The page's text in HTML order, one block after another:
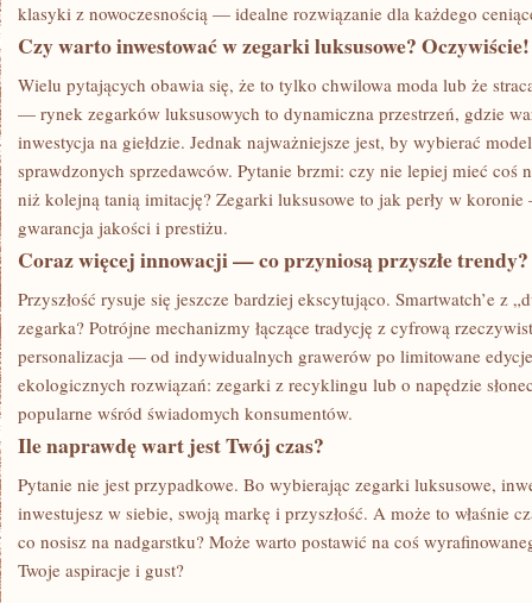
klasyki z nowoczesnością — idealne rozwiązanie dla każdego
Czy warto inwestować w zegarki luksusowe?
Wielu pytających obawia się, że to tylko chwilowa moda lub że
— rynek zegarków luksusowych to dynamiczna przestrzeń, gdzie
inwestycja na giełdzie. Jednak najważniejsze jest, by wybierać
sprawdzonych sprzedawców. Pytanie brzmi: czy nie lepiej mieć coś
niż kolejną tanią imitację? Zegarki luksusowe to jak perły w
gwarancja jakości i prestiżu.
Coraz więcej innowacji — co przyniosą przyszłe trendy?
Przyszłość rysuje się jeszcze bardziej ekscytująco. Smartwatch’e z
zegarka? Potrójne mechanizmy łączące tradycję z cyfrową
personalizacja — od indywidualnych grawerów po limitowane
ekologicznych rozwiązań: zegarki z recyklingu lub o napędzie
popularne wśród świadomych konsumentów.
Ile naprawdę wart jest Twój czas?
Pytanie nie jest przypadkowe. Bo wybierając zegarki luksusowe,
inwestujesz w siebie, swoją markę i przyszłość. A może to właśnie
co nosisz na nadgarstku? Może warto postawić na coś
Twoje aspiracje i gust?